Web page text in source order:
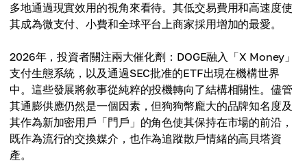
多地通過現實效用的視角來看待。其低交易費用和高速度使
其成為微支付、小費和全球平台上商家採用增加的最愛。
2026年，投資者關注兩大催化劑：DOGE融入「X Money」
支付生態系統，以及通過SEC批准的ETF出現在機構世界
中。這些發展將敘事從純粹的投機轉向了結構相關性。儘管
其通膨供應仍然是一個因素，但狗狗幣龐大的品牌知名度及
其作為新加密用戶「門戶」的角色使其保持在市場的前沿，
既作為流行的交換媒介，也作為追蹤散戶情緒的高貝塔資
產。